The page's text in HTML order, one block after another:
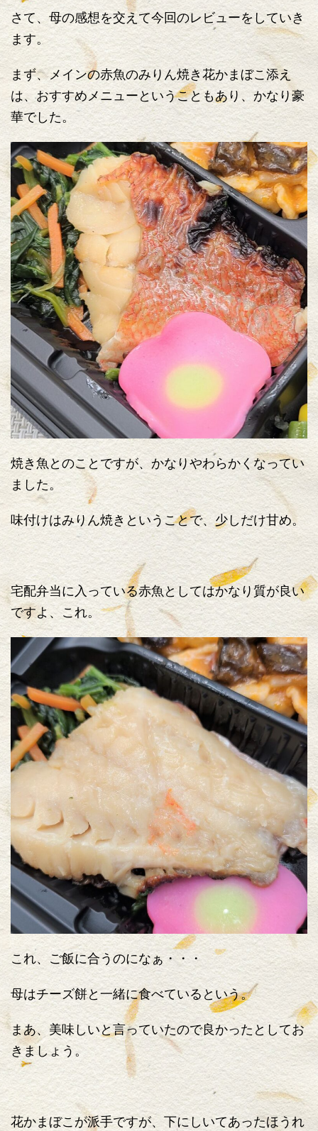
さて、母の感想を交えて今回のレビューをしていき
ます。
まず、メインの赤魚のみりん焼き花かまぼこ添え
は、おすすめメニューということもあり、かなり豪
華でした。
焼き魚とのことですが、かなりやわらかくなってい
ました。
味付けはみりん焼きということで、少しだけ甘め。
宅配弁当に入っている赤魚としてはかなり質が良い
ですよ、これ。
これ、ご飯に合うのになぁ・・・
母はチーズ餅と一緒に食べているという。
まあ、美味しいと言っていたので良かったとしてお
きましょう。
花かまぼこが派手ですが、下にしいてあったほうれ